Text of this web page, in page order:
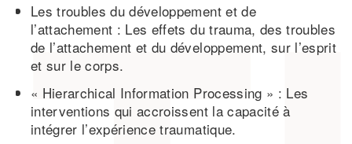
Les troubles du développement et de
l’attachement : Les effets du trauma, des troubles
de l’attachement et du développement, sur l’esprit
et sur le corps.
« Hierarchical Information Processing » : Les
interventions qui accroissent la capacité à
intégrer l’expérience traumatique.